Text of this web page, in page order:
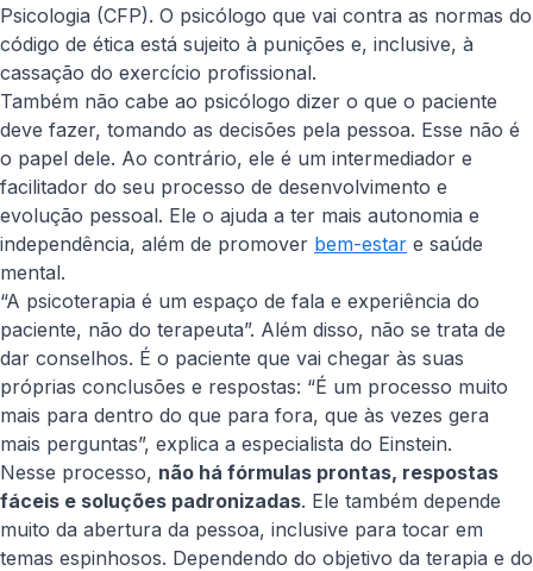
Psicologia (CFP). O psicólogo que vai contra as normas do
código de ética está sujeito à punições e, inclusive, à
cassação do exercício profissional.
Também não cabe ao psicólogo dizer o que o paciente
deve fazer, tomando as decisões pela pessoa. Esse não é
o papel dele. Ao contrário, ele é um intermediador e
facilitador do seu processo de desenvolvimento e
evolução pessoal. Ele o ajuda a ter mais autonomia e
independência, além de promover bem-estar e saúde
mental.
“A psicoterapia é um espaço de fala e experiência do
paciente, não do terapeuta”. Além disso, não se trata de
dar conselhos. É o paciente que vai chegar às suas
próprias conclusões e respostas: “É um processo muito
mais para dentro do que para fora, que às vezes gera
mais perguntas”, explica a especialista do Einstein.
Nesse processo, não há fórmulas prontas, respostas
fáceis e soluções padronizadas. Ele também depende
muito da abertura da pessoa, inclusive para tocar em
temas espinhosos. Dependendo do objetivo da terapia e do